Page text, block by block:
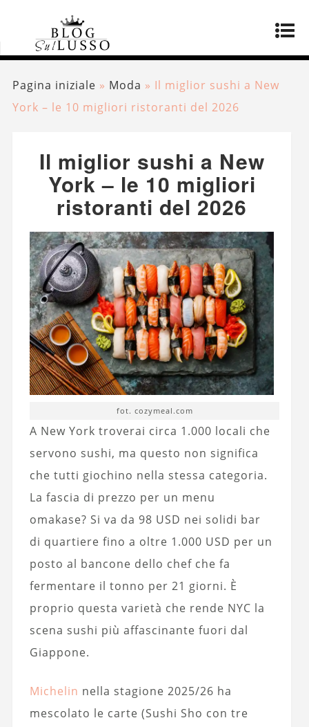
Pagina iniziale » Moda » Il miglior sushi a New
York – le 10 migliori ristoranti del 2026
Il miglior sushi a New
York – le 10 migliori
ristoranti del 2026
fot. cozymeal.com
A New York troverai circa 1.000 locali che
servono sushi, ma questo non significa
che tutti giochino nella stessa categoria.
La fascia di prezzo per un menu
omakase? Si va da 98 USD nei solidi bar
di quartiere fino a oltre 1.000 USD per un
posto al bancone dello chef che fa
fermentare il tonno per 21 giorni. È
proprio questa varietà che rende NYC la
scena sushi più affascinante fuori dal
Giappone.
Michelin nella stagione 2025/26 ha
mescolato le carte (Sushi Sho con tre